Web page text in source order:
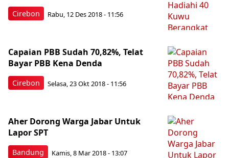
Cirebon Rabu, 12 Des 2018 - 11:56
Cirebon
Capaian PBB Sudah 70,82%, Telat
Bayar PBB Kena Denda
Selasa, 23 Okt 2018 - 11:56
Bandung
Aher Dorong Warga Jabar Untuk
Lapor SPT
Kamis, 8 Mar 2018 - 13:07